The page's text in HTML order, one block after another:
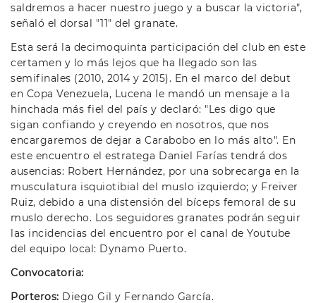
saldremos a hacer nuestro juego y a buscar la victoria",
señaló el dorsal "11" del granate.
Esta será la decimoquinta participación del club en este
certamen y lo más lejos que ha llegado son las
semifinales (2010, 2014 y 2015). En el marco del debut
en Copa Venezuela, Lucena le mandó un mensaje a la
hinchada más fiel del país y declaró: "Les digo que
sigan confiando y creyendo en nosotros, que nos
encargaremos de dejar a Carabobo en lo más alto". En
este encuentro el estratega Daniel Farías tendrá dos
ausencias: Robert Hernández, por una sobrecarga en la
musculatura isquiotibial del muslo izquierdo; y Freiver
Ruiz, debido a una distensión del bíceps femoral de su
muslo derecho. Los seguidores granates podrán seguir
las incidencias del encuentro por el canal de Youtube
del equipo local: Dynamo Puerto.
Convocatoria:
Porteros: Diego Gil y Fernando García.